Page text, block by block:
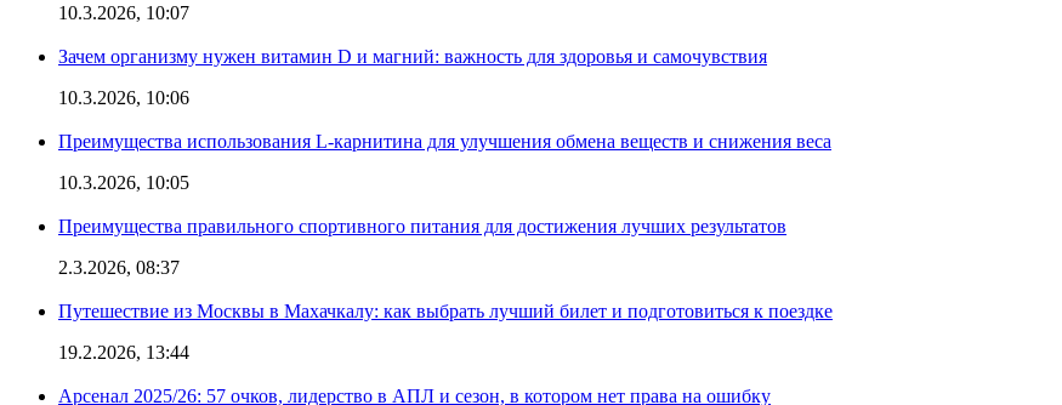
10.3.2026, 10:07
Зачем организму нужен витамин D и магний: важность для здоровья и самочувствия
10.3.2026, 10:06
Преимущества использования L-карнитина для улучшения обмена веществ и снижения веса
10.3.2026, 10:05
Преимущества правильного спортивного питания для достижения лучших результатов
2.3.2026, 08:37
Путешествие из Москвы в Махачкалу: как выбрать лучший билет и подготовиться к поездке
19.2.2026, 13:44
Арсенал 2025/26: 57 очков, лидерство в АПЛ и сезон, в котором нет права на ошибку